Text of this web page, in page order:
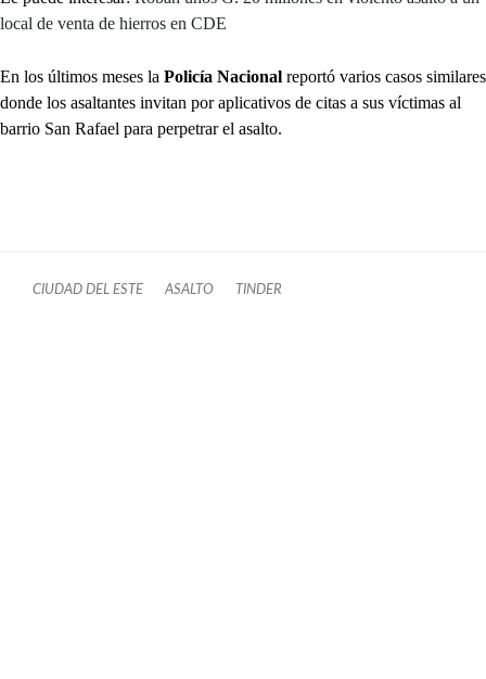
local de venta de hierros en CDE
En los últimos meses la Policía Nacional reportó varios casos similares
donde los asaltantes invitan por aplicativos de citas a sus víctimas al
barrio San Rafael para perpetrar el asalto.
CIUDAD DEL ESTE ASALTO TINDER